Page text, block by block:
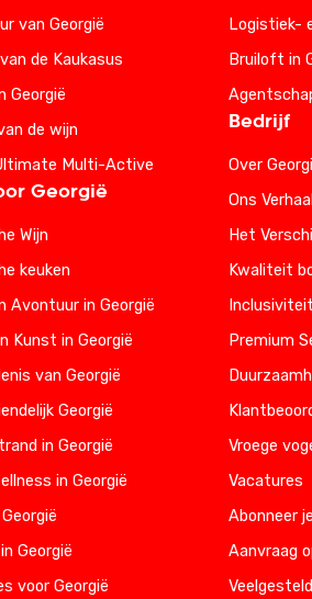
van Georgië
de Kaukasus
Georgië
de wijn
Multi-Active
Georgië
Wijn
keuken
Avontuur in Georgië
Kunst in Georgië
van Georgië
Georgië
in Georgië
in Georgië
Georgië
voor Georgië
Logistiek-
Bruiloft in
Bedrijf
Over
Ons Verhaal
Het Verschil
Kwaliteit
Premium
Vroege
Vacatures
Abonneer
Aanvraag